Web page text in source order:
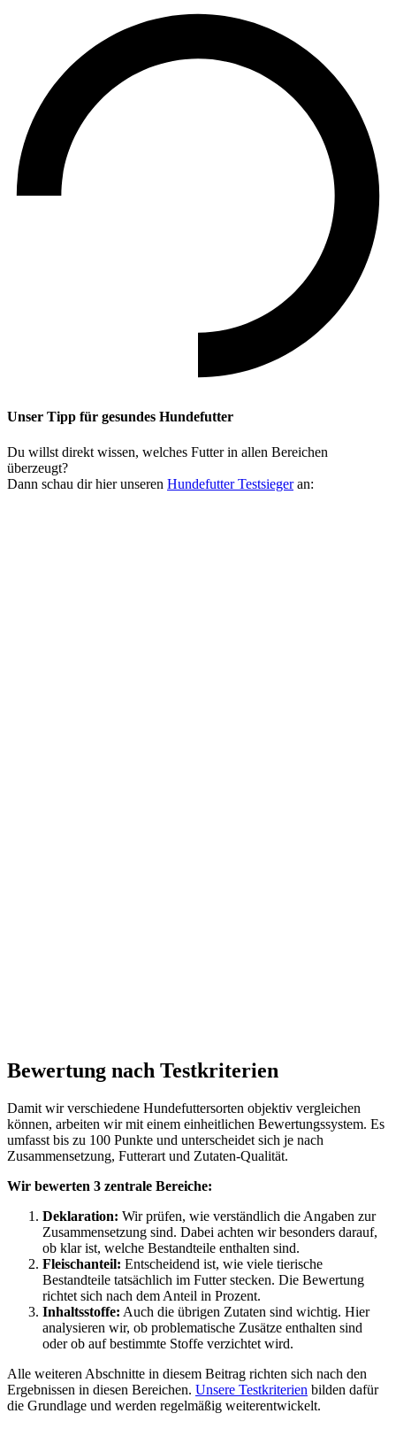
Unser Tipp für gesundes Hundefutter
Du willst direkt wissen, welches Futter in allen Bereichen
überzeugt?
Dann schau dir hier unseren Hundefutter Testsiegeran:
Bewertung nach Testkriterien
Damit wir verschiedene Hundefuttersorten objektiv vergleichen
können, arbeiten wir mit einem einheitlichen Bewertungssystem. Es
umfasst bis zu 100 Punkte und unterscheidet sich je nach
Zusammensetzung, Futterart und Zutaten-Qualität.
Wir bewerten 3 zentrale Bereiche:
Deklaration: Wir prüfen, wie verständlich die Angaben zur
Zusammensetzung sind. Dabei achten wir besonders darauf,
ob klar ist, welche Bestandteile enthalten sind.
Fleischanteil: Entscheidend ist, wie viele tierische
Bestandteile tatsächlich im Futter stecken. Die Bewertung
richtet sich nach dem Anteil in Prozent.
Inhaltsstoffe: Auch die übrigen Zutaten sind wichtig. Hier
analysieren wir, ob problematische Zusätze enthalten sind
oder ob auf bestimmte Stoffe verzichtet wird.
Alle weiteren Abschnitte in diesem Beitrag richten sich nach den
Ergebnissen in diesen Bereichen. Unsere Testkriterien bilden dafür
die Grundlage und werden regelmäßig weiterentwickelt.